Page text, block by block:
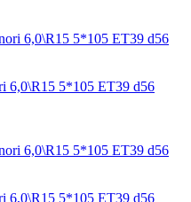
6,0\R15 5*105 ET39 d56
6,0\R15 5*105 ET39 d56